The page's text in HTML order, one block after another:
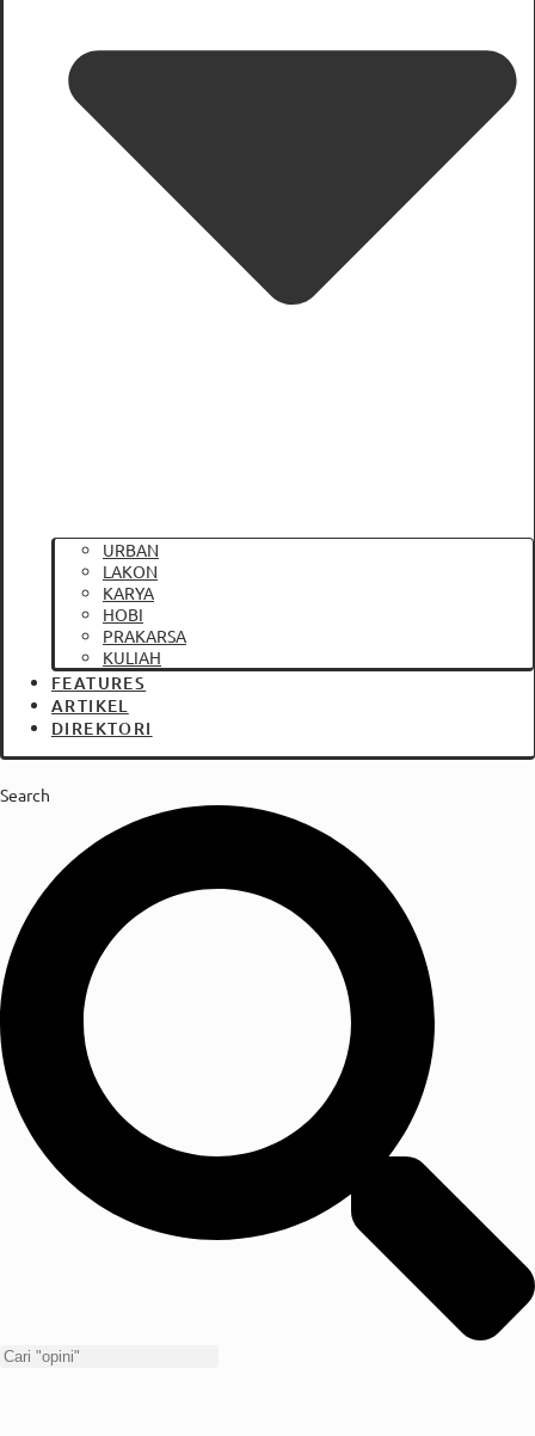
URBAN
LAKON
KARYA
HOBI
PRAKARSA
KULIAH
FEATURES
ARTIKEL
DIREKTORI
Search